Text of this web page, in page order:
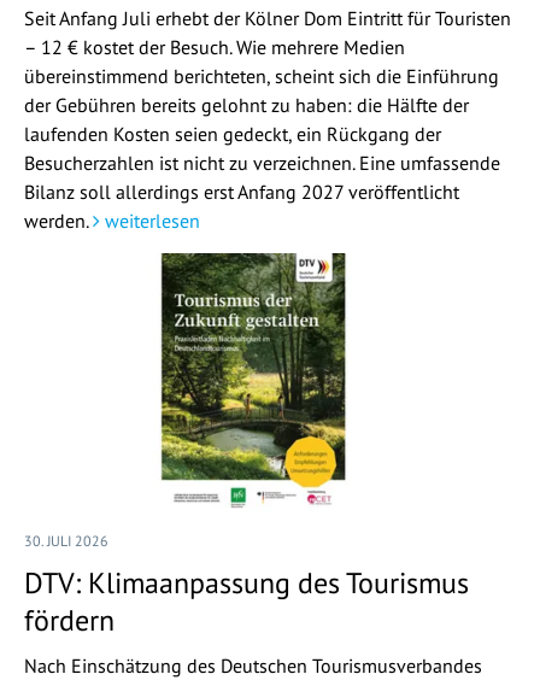
Seit Anfang Juli erhebt der Kölner Dom Eintritt für Touristen
– 12 € kostet der Besuch. Wie mehrere Medien
übereinstimmend berichteten, scheint sich die Einführung
der Gebühren bereits gelohnt zu haben: die Hälfte der
laufenden Kosten seien gedeckt, ein Rückgang der
Besucherzahlen ist nicht zu verzeichnen. Eine umfassende
Bilanz soll allerdings erst Anfang 2027 veröffentlicht
werden.
weiterlesen
30. JULI 2026
DTV: Klimaanpassung des Tourismus
fördern
Nach Einschätzung des Deutschen Tourismusverbandes